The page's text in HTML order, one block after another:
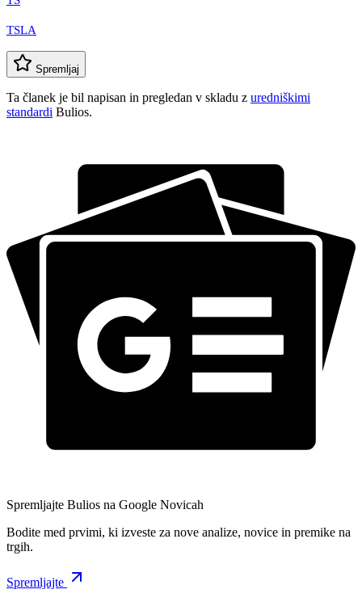
TSLA
Spremljaj
Ta članek je bil napisan in pregledan v skladu z uredniškimi
standardi Bulios.
Spremljajte Bulios na Google Novicah
Bodite med prvimi, ki izveste za nove analize, novice in premike na
trgih.
Spremljajte